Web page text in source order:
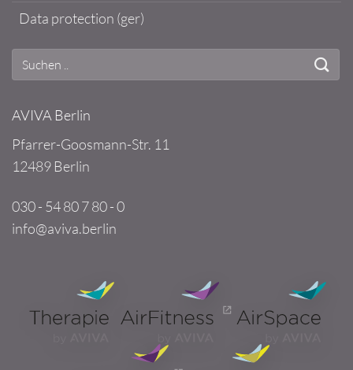
Data protection (ger)
AVIVA Berlin
Pfarrer-Goosmann-Str. 11
12489 Berlin
030 - 54 80 7 80 - 0
info@aviva.berlin